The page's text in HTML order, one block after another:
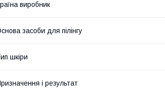
виробник
засоби для пілінгу
шкіри
і результат